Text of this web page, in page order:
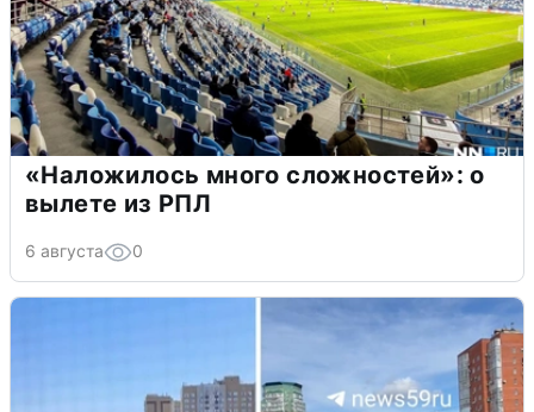
«Наложилось много сложностей»: о
вылете из РПЛ
6 августа 0